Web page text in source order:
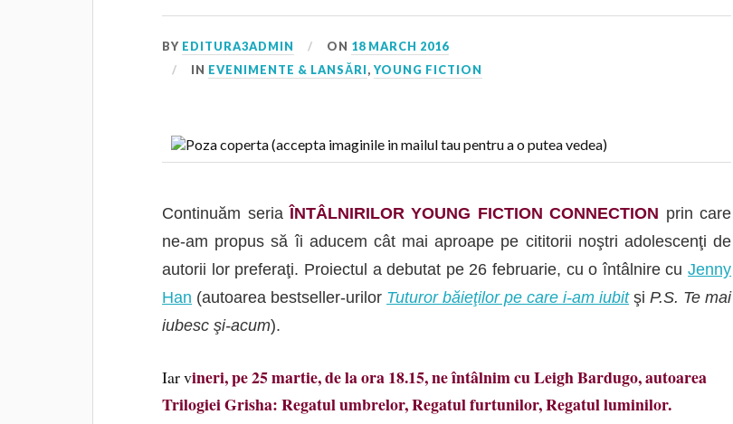
BY EDITURA3ADMIN ON 18 MARCH 2016
IN EVENIMENTE & LANSĂRI,YOUNG FICTION
Continuăm seria ÎNTÂLNIRILOR YOUNG FICTION CONNECTION prin care
ne-am propus să îi aducem cât mai aproape pe cititorii noştri adolescenţi de
autorii lor preferaţi. Proiectul a debutat pe 26 februarie, cu o întâlnire cuJenny
Han (autoarea bestseller-urilor Tuturor băieţilor pe care i-am iubitşiP.S. Te mai
iubesc şi-acum).
Iar vineri, pe 25 martie, de la ora 18.15, ne întâlnim cu Leigh Bardugo, autoarea
Trilogiei Grisha: Regatul umbrelor, Regatul furtunilor, Regatul luminilor.